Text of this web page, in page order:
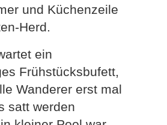
und Küchenzeile
Herd.
ein
Frühstücksbufett,
Wanderer erst mal
satt werden